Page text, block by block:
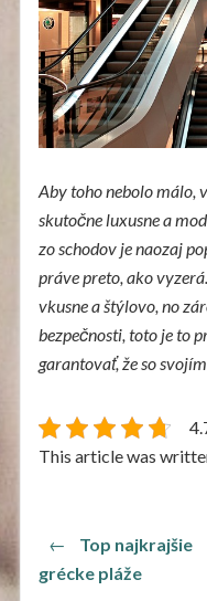
Aby toho nebolo málo,
skutočne luxusne a
zo schodov je naozaj
práve preto, ako
vkusne a štýlovo, no
bezpečnosti, toto je to
garantovať, že so
This article was
pro
←
Previous
post:
Top najkrajšie
grécke pláže